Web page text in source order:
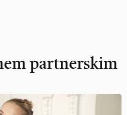
partnerskim